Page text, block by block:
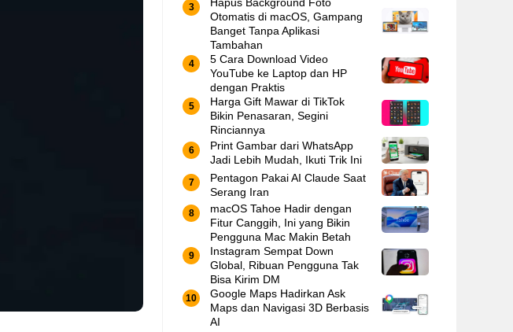
Otomatis di macOS, Gampang
Banget Tanpa Aplikasi
Tambahan
5 Cara Download Video
YouTube ke Laptop dan HP
dengan Praktis
Harga Gift Mawar di TikTok
Bikin Penasaran, Segini
Rinciannya
Print Gambar dari WhatsApp
Jadi Lebih Mudah, Ikuti Trik Ini
Pentagon Pakai AI Claude Saat
Serang Iran
macOS Tahoe Hadir dengan
Fitur Canggih, Ini yang Bikin
Pengguna Mac Makin Betah
Instagram Sempat Down
Global, Ribuan Pengguna Tak
Bisa Kirim DM
Google Maps Hadirkan Ask
Maps dan Navigasi 3D Berbasis
AI